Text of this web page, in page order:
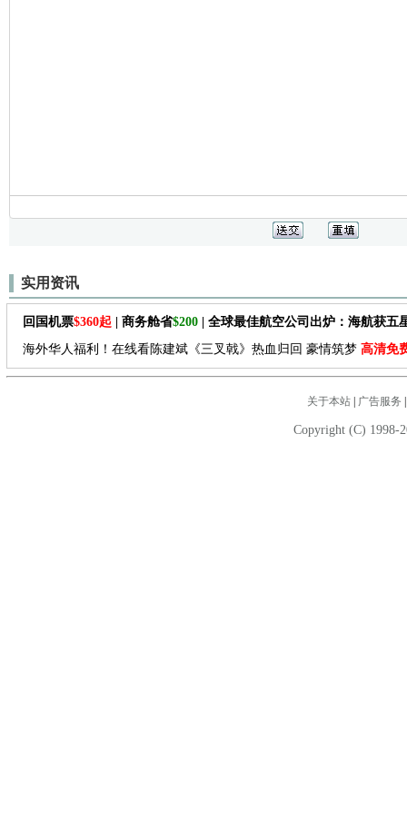
实用资讯
回国机票$360起 | 商务舱省$200 | 全球最佳航空公司出炉：海航获五
海外华人福利！在线看陈建斌《三叉戟》热血归回 豪情筑梦 高清免
关于本站| 广告服务
Copyright (C) 1998-